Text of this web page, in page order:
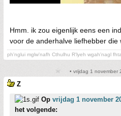
Hmm. ik zou eigenlijk eens een
voor de anderhalve liefhebber die
ph'nglui mglw'nafh Cthulhu R'lyeh wgah'nagl
• vrijdag 1 november
Z
Op vrijdag 1 november
het volgende: